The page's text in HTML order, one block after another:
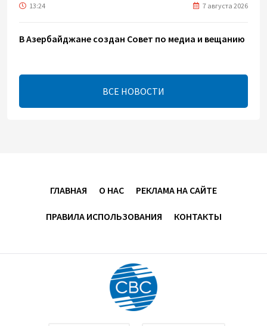
13:24 7 августа 2026
В Азербайджане создан Совет по медиа и вещанию
13:16 7 августа 2026
ЕАЭС расширяет финансовый рынок и вводит
экономики и наращивает взаимную торговлю –
ВСЕ НОВОСТИ
ГЛАВНАЯ О НАС РЕКЛАМА НА САЙТЕ
ПРАВИЛА ИСПОЛЬЗОВАНИЯ КОНТАКТЫ